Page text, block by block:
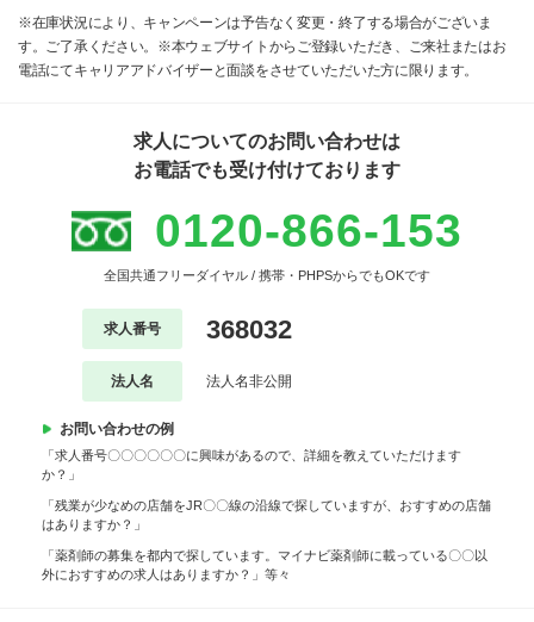
※在庫状況により、キャンペーンは予告なく変更・終了する場合がございま
す。ご了承ください。※本ウェブサイトからご登録いただき、ご来社またはお
電話にてキャリアアドバイザーと面談をさせていただいた方に限ります。
求人についてのお問い合わせは
お電話でも受け付けております
0120-866-153
全国共通フリーダイヤル / 携帯・PHPSからでもOKです
求人番号 368032
法人名 法人名非公開
お問い合わせの例
「求人番号〇〇〇〇〇〇に興味があるので、詳細を教えていただけます
か？」
「残業が少なめの店舗をJR〇〇線の沿線で探していますが、おすすめの店舗
はありますか？」
「薬剤師の募集を都内で探しています。マイナビ薬剤師に載っている〇〇以
外におすすめの求人はありますか？」等々